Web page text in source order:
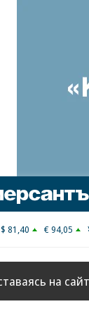
$ 81,40 € 94,05
на